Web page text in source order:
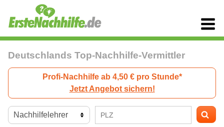
Deutschlands Top-Nachhilfe-Vermittler
Profi-Nachhilfe ab 4,50 € pro Stunde*
Jetzt Angebot sichern!